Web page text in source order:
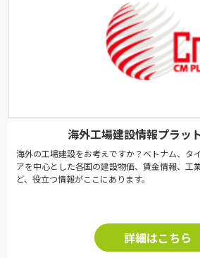
海外工場建設情報プラッ
海外の工場建設をお考えですか？ベトナム、タ
アを中心とした各国の建設物価、賃金情報、工
ど、役立つ情報がここにあります。
詳細はこちら